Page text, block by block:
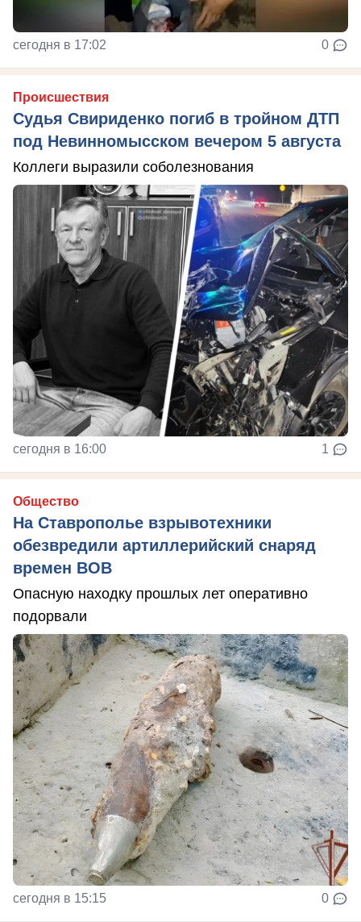
сегодня в 17:02 0
Происшествия
Судья Свириденко погиб в тройном ДТП
под Невинномысском вечером 5 августа
Коллеги выразили соболезнования
сегодня в 16:00 1
Общество
На Ставрополье взрывотехники
обезвредили артиллерийский снаряд
времен ВОВ
Опасную находку прошлых лет оперативно
подорвали
сегодня в 15:15 0